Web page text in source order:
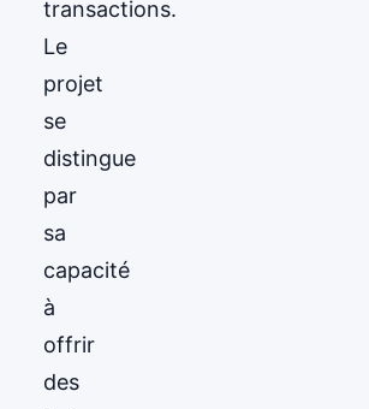
transactions.
Le
projet
se
distingue
par
sa
capacité
à
offrir
des